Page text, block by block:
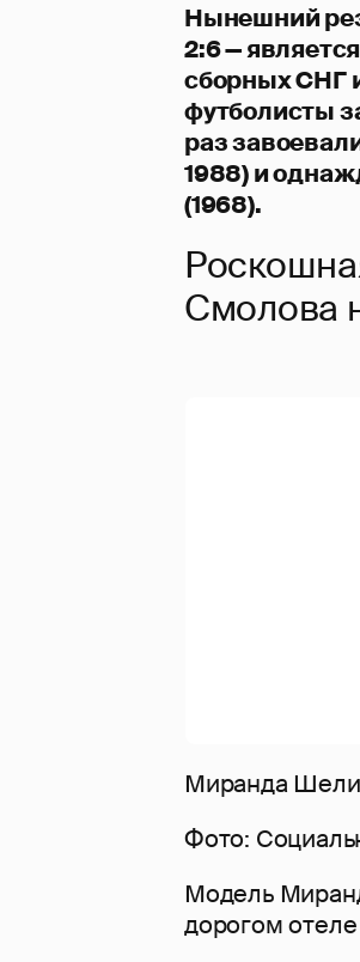
Нынешний
2:6 —
сборных СНГ
футболисты
раз
1988) и
(1968).
Смолова
Миранда
Фото:
Модель
дорогом